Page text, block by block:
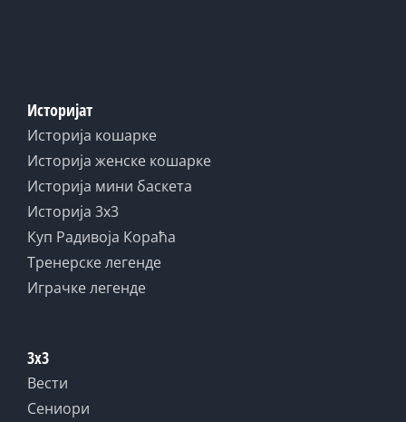
Историјат
Историја кошарке
Историја женске кошарке
Историја мини баскета
Историја 3x3
Куп Радивоја Кораћа
Тренерске легенде
Играчке легенде
3x3
Вести
Сениори